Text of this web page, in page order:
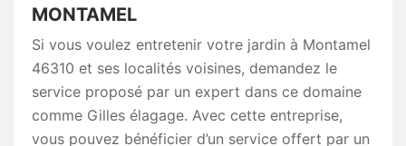
MONTAMEL
Si vous voulez entretenir votre jardin à Montamel
46310 et ses localités voisines, demandez le
service proposé par un expert dans ce domaine
comme Gilles élagage. Avec cette entreprise,
vous pouvez bénéficier d’un service offert par un